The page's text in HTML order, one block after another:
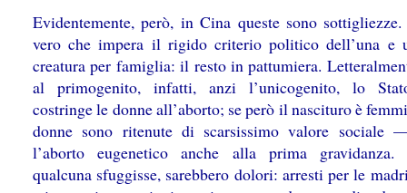
Evidentemente, però, in Cina queste sono
vero che impera il rigido criterio politico dell’una e
creatura per famiglia: il resto in pattumiera.
al primogenito, infatti, anzi l’unicogenito, lo
costringe le donne all’aborto; se però il nascituro è
donne sono ritenute di scarsissimo valore sociale
l’aborto eugenetico anche alla prima gravidanza.
qualcuna sfuggisse, sarebbero dolori: arresti per le